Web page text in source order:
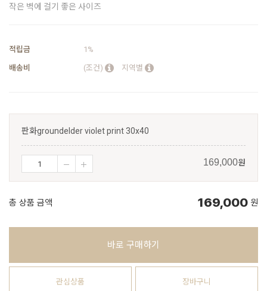
작은 벽에 걸기 좋은 사이즈
적립금
1%
배송비
(조건) 지역별
판화groundelder violet print 30x40
169,000원
총 상품 금액 169,000 원
바로 구매하기
관심상품 장바구니